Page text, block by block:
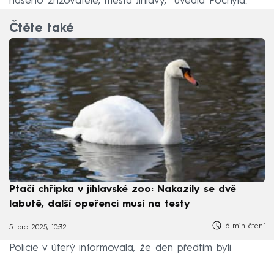
Čtěte také
Ptačí chřipka v jihlavské zoo: Nakazily se dvě
labutě, další opeřenci musí na testy
5. pro 2025, 10:32 6 min čtení
Policie v úterý informovala, že den předtím byli